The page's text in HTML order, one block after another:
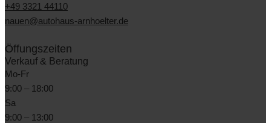
+49 3321 44110
nauen@autohaus-arnhoelter.de
Öffungszeiten
Verkauf & Beratung
Mo-Fr
9:00 – 18:00
Sa
9:00 – 13:00